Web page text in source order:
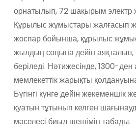
орнатылып, 72 шақырым электр
Құрылыс жұмыстары жалғасып
жоспар бойынша, құрылыс
жылдың соңына дейін аяқталып,
беріледі. Нәтижесінде, 1300-ден
мемлекеттік жарықты
Бүгінгі күнге дейін жекеменшік
қуатын тұтынып келген
мәселесі биыл шешімін табады.